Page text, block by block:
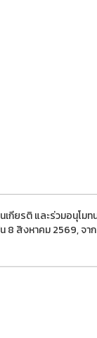
ยรติ และร่วมอนุโมท
8 สิงหาคม 2569, จาก